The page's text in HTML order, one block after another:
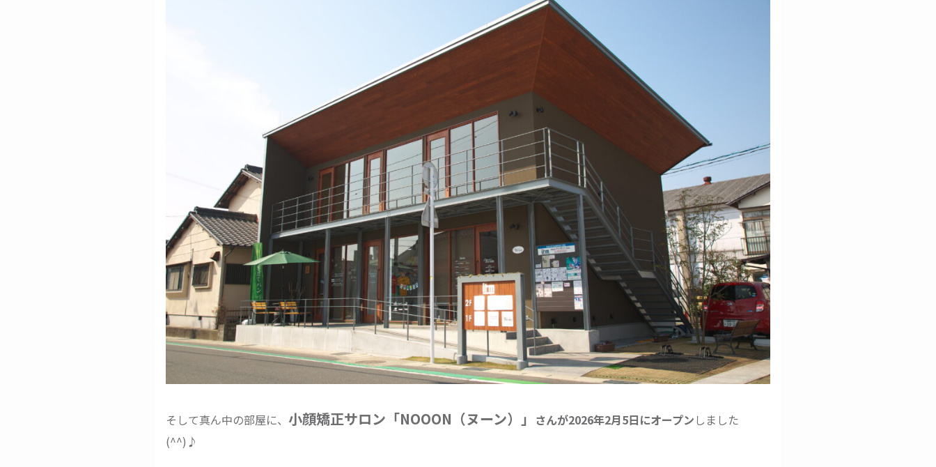
そして真ん中の部屋に、 小顔矯正サロン「NOOON（ヌーン）」 さんが2026年2月5日にオープン しました
(^^)♪